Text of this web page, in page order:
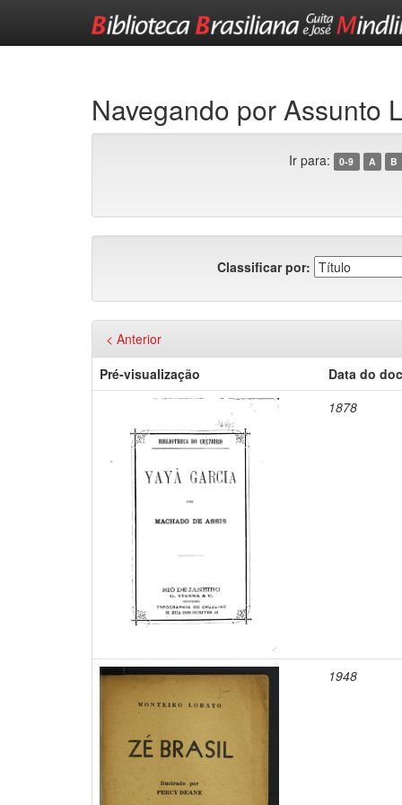
Navegando por Assunto
Ir para: 0-9 A B
Classificar por:
< Anterior
Pré-visualização
Data do
1878
1948